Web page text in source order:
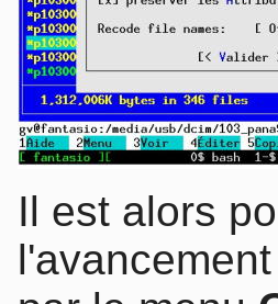
Il est alors